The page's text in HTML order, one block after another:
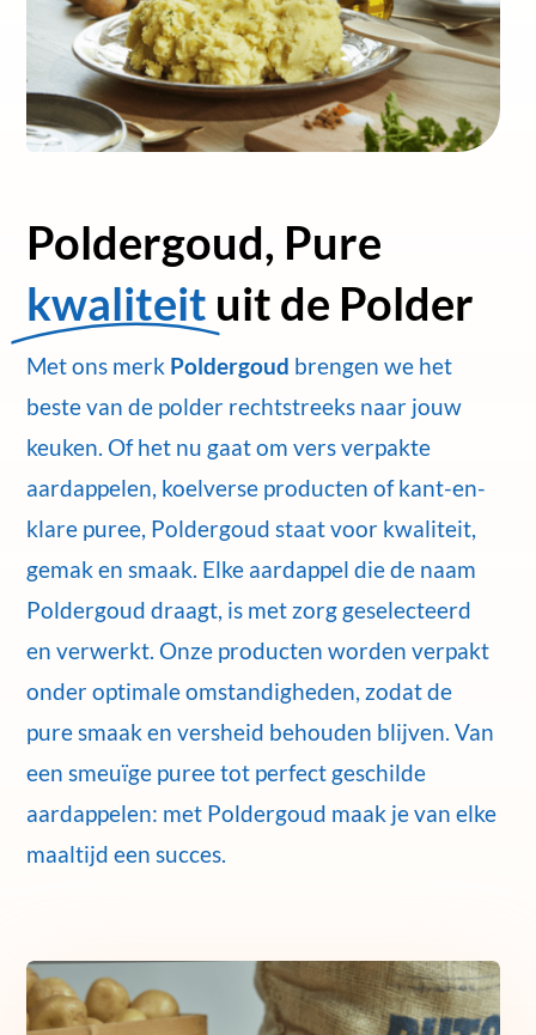
Poldergoud, Pure
kwaliteit uit de Polder
Met ons merk Poldergoud brengen we het
beste van de polder rechtstreeks naar jouw
keuken. Of het nu gaat om vers verpakte
aardappelen, koelverse producten of kant-en-
klare puree, Poldergoud staat voor kwaliteit,
gemak en smaak. Elke aardappel die de naam
Poldergoud draagt, is met zorg geselecteerd
en verwerkt. Onze producten worden verpakt
onder optimale omstandigheden, zodat de
pure smaak en versheid behouden blijven. Van
een smeuïge puree tot perfect geschilde
aardappelen: met Poldergoud maak je van elke
maaltijd een succes.